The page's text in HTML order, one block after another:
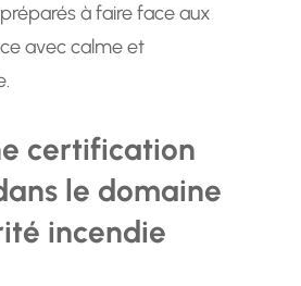
à faire face aux
avec calme et
certification
le domaine
incendie